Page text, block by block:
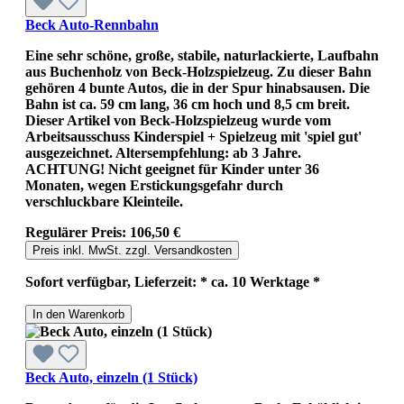
Beck Auto-Rennbahn
Eine sehr schöne, große, stabile, naturlackierte, Laufbahn
aus Buchenholz von Beck-Holzspielzeug. Zu dieser Bahn
gehören 4 bunte Autos, die in der Spur hinabsausen. Die
Bahn ist ca. 59 cm lang, 36 cm hoch und 8,5 cm breit.
Dieser Artikel von Beck-Holzspielzeug wurde vom
Arbeitsausschuss Kinderspiel + Spielzeug mit 'spiel gut'
ausgezeichnet. Altersempfehlung: ab 3 Jahre.
ACHTUNG! Nicht geeignet für Kinder unter 36
Monaten, wegen Erstickungsgefahr durch
verschluckbare Kleinteile.
Regulärer Preis: 106,50 €
Preis inkl. MwSt. zzgl. Versandkosten
Sofort verfügbar, Lieferzeit: * ca. 10 Werktage *
In den Warenkorb
Beck Auto, einzeln (1 Stück)